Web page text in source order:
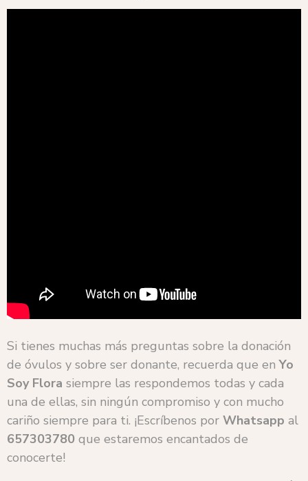
Si tienes muchas más preguntas sobre la donación
de óvulos y sobre ser donante, recuerda que enYo
Soy Flora siempre las respondemos todas y cada
una de ellas, sin ningún compromiso y con mucho
cariño siempre para ti. ¡Escríbenos por Whatsapp al
657303780 que estaremos encantados de
conocerte!